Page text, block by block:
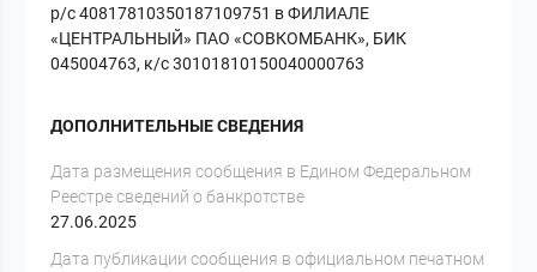
р/с 40817810350187109751 в ФИЛИАЛЕ
«ЦЕНТРАЛЬНЫЙ» ПАО «СОВКОМБАНК», БИК
045004763, к/с 30101810150040000763
ДОПОЛНИТЕЛЬНЫЕ СВЕДЕНИЯ
Дата размещения сообщения в Едином Федеральном
Реестре сведений о банкротстве
27.06.2025
Дата публикации сообщения в официальном печатном